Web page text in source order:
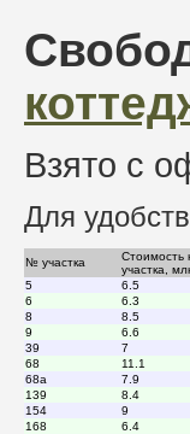
Взято с
Для
№ участка
Стоимость
участка,
5
6.5
6
6.3
8
8.5
9
6.6
39
7
68
11.1
68a
7.9
139
8.4
154
9
168
6.4